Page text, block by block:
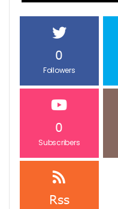
0
Followers
0
Subscribers
Rss